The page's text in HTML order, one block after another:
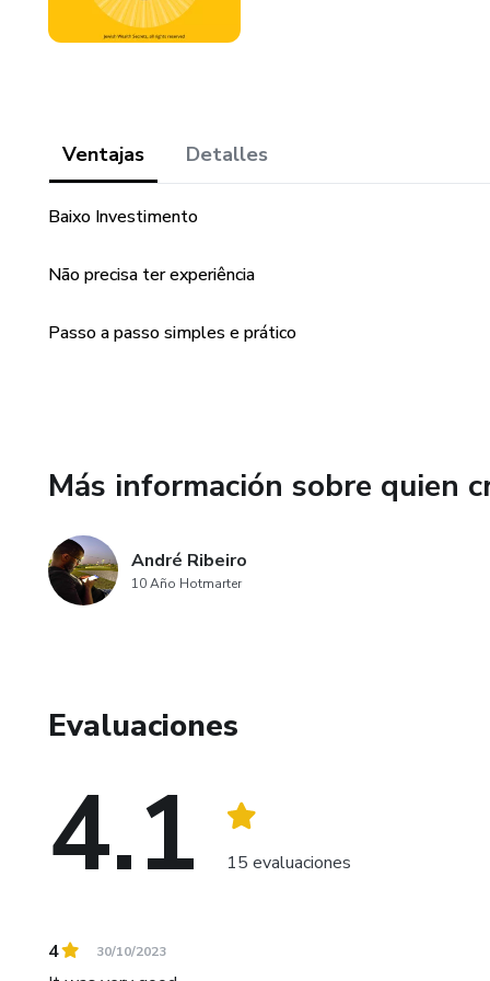
Ventajas Detalles
Baixo Investimento
Não precisa ter experiência
Passo a passo simples e prático
Más información sobre quien
André Ribeiro
10 Año Hotmarter
Evaluaciones
4.1 15 evaluaciones
4 30/10/2023